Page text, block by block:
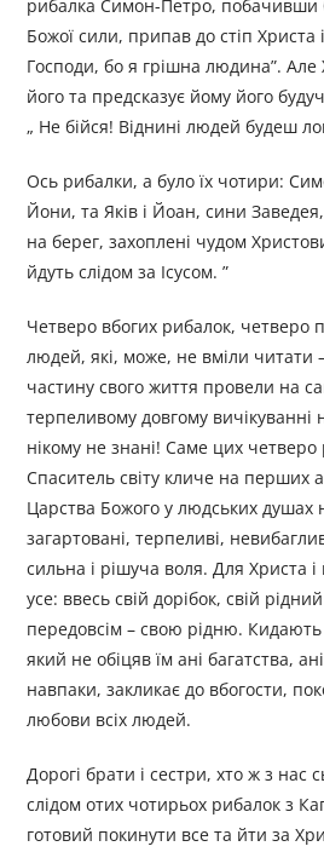
рибалка Симон-Петро, побачивши
Божої сили, припав до стіп Христа
Господи, бо я грішна людина”. Але
його та предсказує йому його
„ Не бійся! Віднині людей будеш
Ось рибалки, а було їх чотири:
Йони, та Яків і Йоан, сини
на берег, захоплені чудом
йдуть слідом за Ісусом. ”
Четверо вбогих рибалок, четверо
людей, які, може, не вміли читати
частину свого життя провели на
терпеливому довгому вичікуванні
нікому не знані! Саме цих четверо
Спаситель світу кличе на перших
Царства Божого у людських душах
загартовані, терпеливі,
сильна і рішуча воля. Для Христа
усе: ввесь свій дорібок, свій
передовсім – свою рідню.
який не обіцяв їм ані багатства,
навпаки, закликає до вбогости,
любови всіх людей.
Дорогі брати і сестри, хто ж з нас
слідом отих чотирьох рибалок з
готовий покинути все та йти за